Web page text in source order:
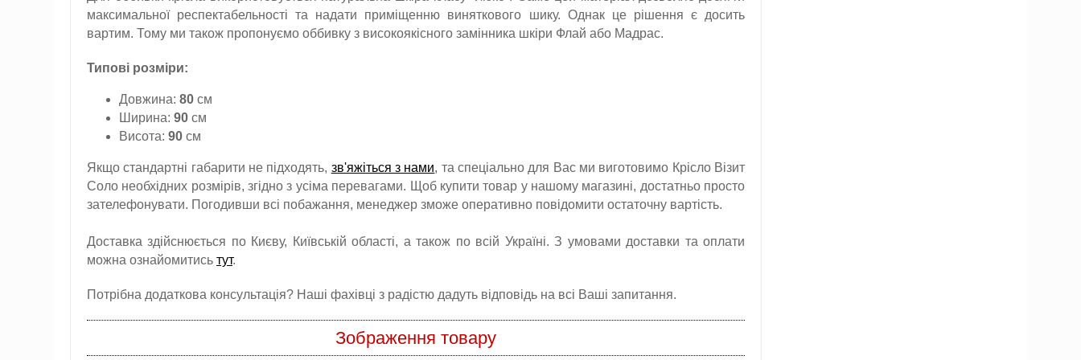
максимальної респектабельності та надати приміщенню виняткового шику. Однак це рішення є досить
вартим. Тому ми також пропонуємо оббивку з високоякісного замінника шкіри Флай або Мадрас.
Типові розміри:
Довжина: 80 см
Ширина: 90 см
Висота: 90 см
Якщо стандартні габарити не підходять, зв'яжіться з нами, та спеціально для Вас ми виготовимо Крісло Візит
Соло необхідних розмірів, згідно з усіма перевагами. Щоб купити товар у нашому магазині, достатньо просто
зателефонувати. Погодивши всі побажання, менеджер зможе оперативно повідомити остаточну вартість.
Доставка здійснюється по Києву, Київській області, а також по всій Україні. З умовами доставки та оплати
можна ознайомитись тут.
Потрібна додаткова консультація? Наші фахівці з радістю дадуть відповідь на всі Ваші запитання.
Зображення товару